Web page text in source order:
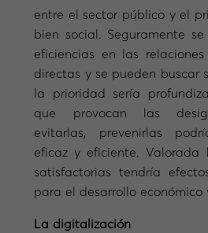
entre el sector público y el
bien social. Seguramente
eficiencias en las
directas y se pueden buscar
la prioridad sería
que provocan las
evitarlas, prevenirlas
eficaz y eficiente. Valorada
satisfactorias tendría
para el desarrollo económico
La digitalización